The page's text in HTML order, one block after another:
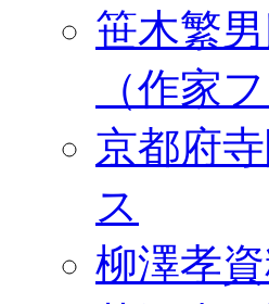
笹木繁
（作家
京都府
ス
柳澤孝